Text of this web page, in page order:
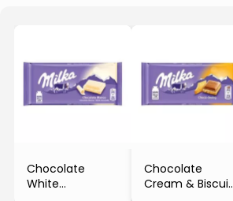
Chocolate
White
Chocolate
Cream & Biscuit